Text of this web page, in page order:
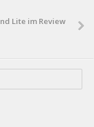
Lite im Review